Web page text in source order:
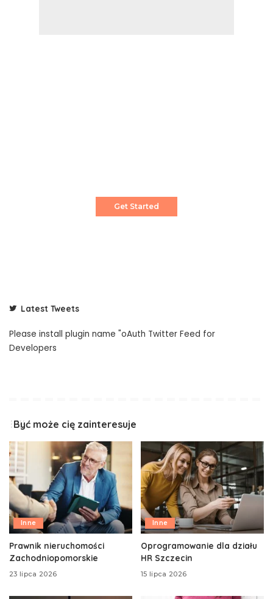
Get Started
Latest Tweets
Please install plugin name "oAuth Twitter Feed for
Developers
Być może cię zainteresuje
Inne
Prawnik nieruchomości
Zachodniopomorskie
23 lipca 2026
Inne
Oprogramowanie dla działu
HR Szczecin
15 lipca 2026